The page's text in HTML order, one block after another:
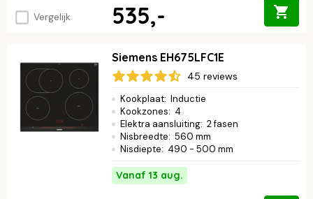
Vergelijk 535,-
Siemens EH675LFC1E
45 reviews
Kookplaat: Inductie
Kookzones: 4
Elektra aansluiting: 2 fasen
Nisbreedte: 560 mm
Nisdiepte: 490 - 500 mm
Vanaf 13 aug.